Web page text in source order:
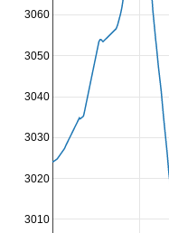
3010
3020
3030
3040
3050
3060